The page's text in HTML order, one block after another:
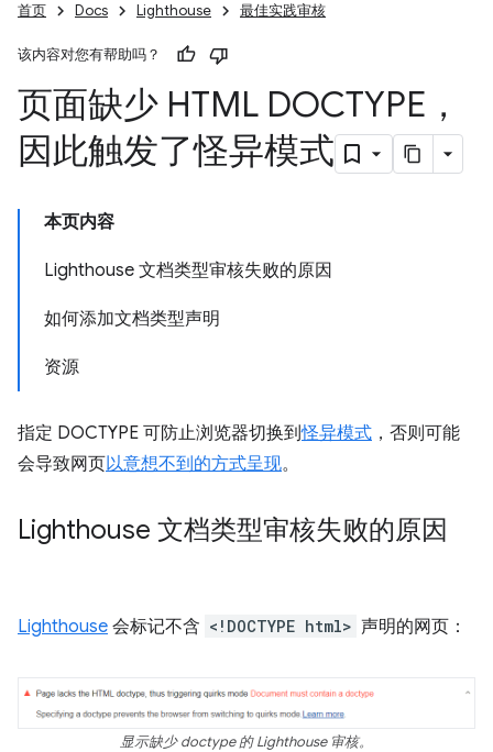
首页 Docs Lighthouse 最佳实践审核
该内容对您有帮助吗？
页面缺少 HTML DOCTYPE，
因此触发了怪异模式
本页内容
Lighthouse 文档类型审核失败的原因
如何添加文档类型声明
资源
指定 DOCTYPE 可防止浏览器切换到怪异模式 ，否则可能
会导致网页以意想不到的方式呈现。
Lighthouse 文档类型审核失败的原因
Lighthouse 会标记不含 <!DOCTYPE html> 声明的网页：
显示缺少 doctype 的 Lighthouse 审核。